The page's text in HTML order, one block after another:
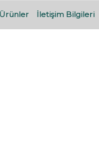
Ürünler İletişim Bilgileri